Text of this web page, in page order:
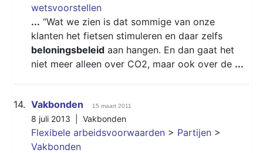
wetsvoorstellen
... “Wat we zien is dat sommige van onze
klanten het fietsen stimuleren en daar zelfs
beloningsbeleid aan hangen. En dan gaat het
niet meer alleen over CO2, maar ook over de ...
14. Vakbonden 15 maart 2011
8 juli 2013 | Vakbonden
Flexibele arbeidsvoorwaarden > Partijen >
Vakbonden